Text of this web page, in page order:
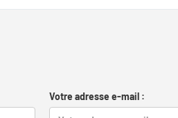
Votre adresse e-mail :